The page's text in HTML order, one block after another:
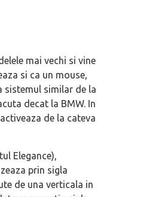
mai vechi si vine
si ca un mouse,
sistemul similar de la
decat la BMW. In
de la cateva
Elegance),
prin sigla
de una verticala in